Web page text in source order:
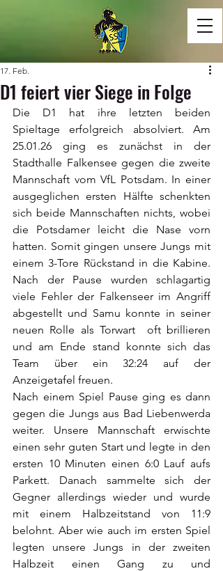
D1 feiert vier Siege in Folge
17. Feb.
Die D1 hat ihre letzten beiden
Spieltage erfolgreich absolviert. Am
25.01.26 ging es zunächst in der
Stadthalle Falkensee gegen die zweite
Mannschaft vom VfL Potsdam. In einer
ausgeglichen ersten Hälfte schenkten
sich beide Mannschaften nichts, wobei
die Potsdamer leicht die Nase vorn
hatten. Somit gingen unsere Jungs mit
einem 3-Tore Rückstand in die Kabine.
Nach der Pause wurden schlagartig
viele Fehler der Falkenseer im Angriff
abgestellt und Samu konnte in seiner
neuen Rolle als Torwart  oft brillieren
und am Ende stand konnte sich das
Team über ein 32:24 auf der
Anzeigetafel freuen.
Nach einem Spiel Pause ging es dann
gegen die Jungs aus Bad Liebenwerda
weiter. Unsere Mannschaft erwischte
einen sehr guten Start und legte in den
ersten 10 Minuten einen 6:0 Lauf aufs
Parkett. Danach sammelte sich der
Gegner allerdings wieder und wurde
mit einem Halbzeitstand von 11:9
belohnt. Aber wie auch im ersten Spiel
legten unsere Jungs in der zweiten
Halbzeit einen Gang zu und